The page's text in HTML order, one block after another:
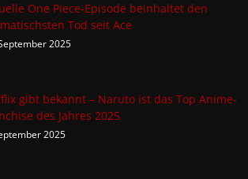
One Piece-Episode beinhaltet den
Tod seit Ace
2025
gibt bekannt – Naruto ist das Top Anime-
des Jahres 2025
2025